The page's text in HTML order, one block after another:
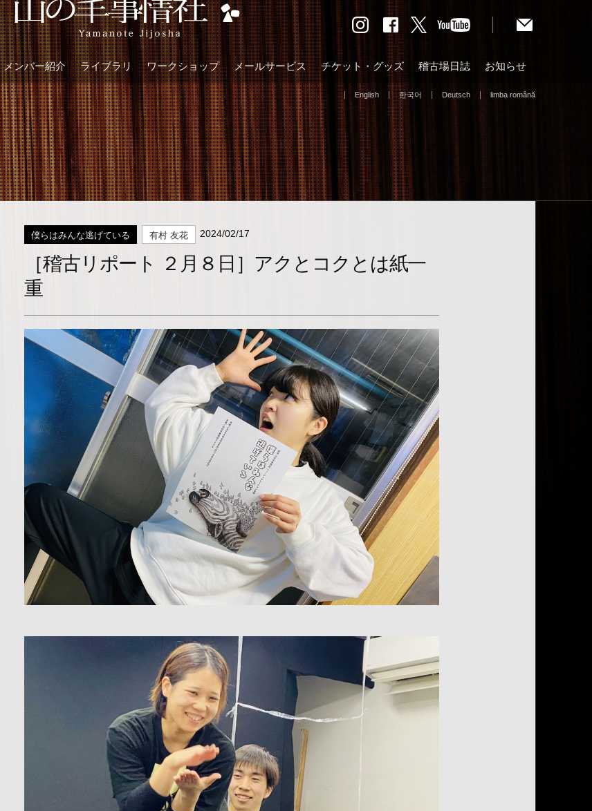
メンバー紹介 ライブラリ ワークショップ メールサービス チケット・グッズ 稽古場日誌 お知らせ
English 한국어 Deutsch limba română
僕らはみんな逃げている 有村 友花 2024/02/17
［稽古リポート ２月８日］アクとコクとは紙一
重